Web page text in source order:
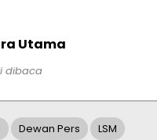
Utama
dibaca
Dewan Pers LSM